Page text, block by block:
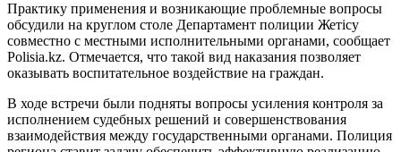
Практику применения и возникающие проблемные вопросы
обсудили на круглом столе Департамент полиции Жетісу
совместно с местными исполнительными органами, сообщает
Polisia.kz. Отмечается, что такой вид наказания позволяет
оказывать воспитательное воздействие на граждан.
В ходе встречи были подняты вопросы усиления контроля за
исполнением судебных решений и совершенствования
взаимодействия между государственными органами. Полиция